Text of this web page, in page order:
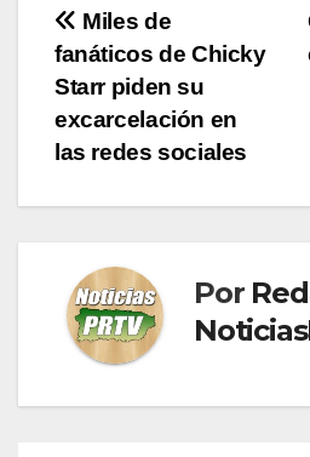
Navegación
de
entradas
Miles de
fanáticos de Chicky
Starr piden su
excarcelación en
las redes sociales
Por